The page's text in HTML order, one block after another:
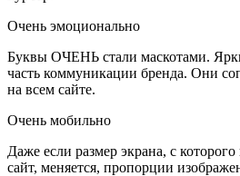
Очень эмоционально
Буквы ОЧЕНЬ стали маскотами.
часть коммуникации бренда. Они
на всем сайте.
Очень мобильно
Даже если размер экрана, с которого
сайт, меняется, пропорции